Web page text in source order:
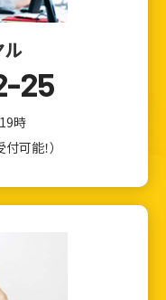
ル
25
時
可能！）